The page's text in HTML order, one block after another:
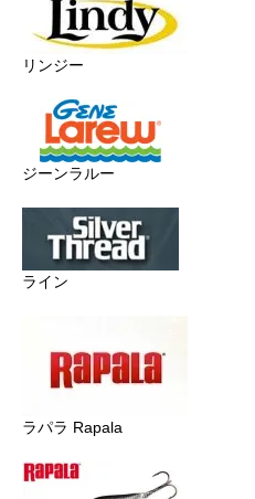
リンジー
ジーンラルー
ライン
ラパラ Rapala